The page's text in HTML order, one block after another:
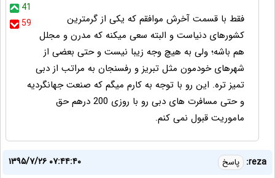
41
59
فقط با قسمت آخرش موافقم که یکی از گرمترین
کشورهای دنیاست و البته سعی میکنه که مدرن و مجلل
هم باشه؛ ولی به هیچ وجه زیبا نیست و حتی بعضی از
شهرهای خودمون مثل تبریز و رفسنجان به مراتب از دبی
تمیز تره. این رو با توجه به کارم میگم که صنعت جهانگردیه
و حتی مسافرت های دبی رو با روزی 200 درهم حق
ماموریت قبول نمی کنم.
reza: پاسخ
۱۳۹۵/۷/۲۶ ۰۷:۴۴:۴۰